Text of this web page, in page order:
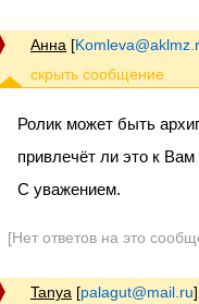
Анна [
Ролик может быть
привлечёт ли это к
С уважением.
[Нет ответов на это
Tanya [palagut@mail.ru]